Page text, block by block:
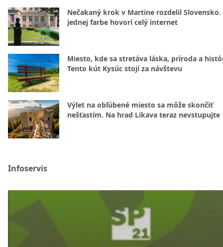
Nečakaný krok v Martine rozdelil Slovensko.
jednej farbe hovorí celý internet
Miesto, kde sa stretáva láska, príroda a
Tento kút Kysúc stojí za návštevu
Výlet na obľúbené miesto sa môže skončiť
nešťastím. Na hrad Likava teraz nevstupujte
Infoservis